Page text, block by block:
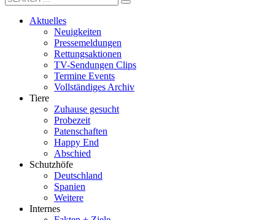
Aktuelles
Neuigkeiten
Pressemeldungen
Rettungsaktionen
TV-Sendungen Clips
Termine Events
Vollständiges Archiv
Tiere
Zuhause gesucht
Probezeit
Patenschaften
Happy End
Abschied
Schutzhöfe
Deutschland
Spanien
Weitere
Internes